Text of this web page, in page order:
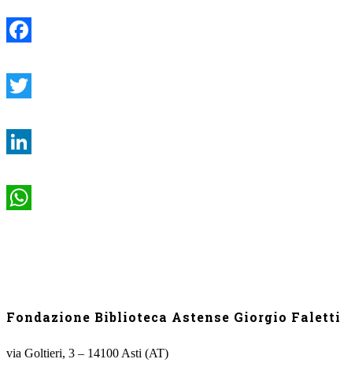
Fondazione Biblioteca Astense Giorgio Faletti
via Goltieri, 3 – 14100 Asti (AT)